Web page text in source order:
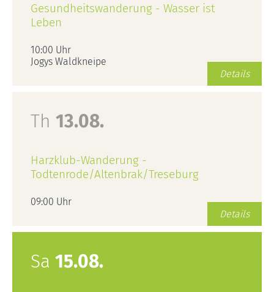
Gesundheitswanderung - Wasser ist
Leben
10:00 Uhr
Jogys Waldkneipe
Details
Th 13.08.
Harzklub-Wanderung -
Todtenrode/Altenbrak/Treseburg
09:00 Uhr
Details
Sa 15.08.